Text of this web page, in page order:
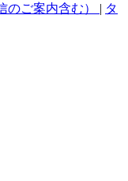
のご案内含む） | タ